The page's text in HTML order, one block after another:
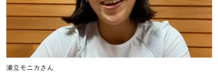
瀬立モニカさん